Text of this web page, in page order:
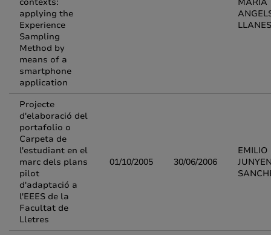
applying the
Experience
Sampling
Method by
means of a
smartphone
application
Projecte
d'elaboració del
portafolio o
Carpeta de
l'estudiant en el
marc dels plans
pilot
d'adaptació a
l'EEES de la
Facultat de
Lletres
01/10/2005 30/06/2006
EMILIO